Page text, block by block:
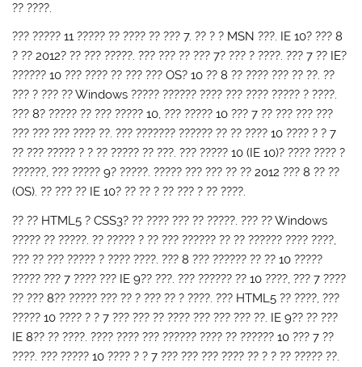
?? ????.
??? ????? 11 ????? ?? ???? ?? ??? 7. ?? ? ? MSN ???. IE 10? ??? 8
? ?? 2012? ?? ??? ?????. ??? ??? ?? ??? 7? ??? ? ????. ??? 7 ?? IE?
?????? 10 ??? ???? ?? ??? ??? OS? 10 ?? 8 ?? ???? ??? ?? ??. ??
??? ? ??? ?? Windows ????? ?????? ???? ??? ???? ????? ? ????.
??? 8? ????? ?? ??? ????? 10, ??? ????? 10 ??? 7 ?? ??? ??? ???
??? ??? ??? ???? ??. ??? ??????? ?????? ?? ?? ???? 10 ???? ? ? 7
?? ??? ????? ? ? ?? ????? ?? ???. ??? ????? 10 (IE 10)? ???? ???? ?
??????, ??? ????? 9? ?????. ????? ??? ??? ?? ?? 2012 ??? 8 ?? ??
(OS). ?? ??? ?? IE 10? ?? ?? ? ?? ??? ? ?? ????.
?? ?? HTML5 ? CSS3? ?? ???? ??? ?? ?????. ??? ?? Windows
????? ?? ?????. ?? ????? ? ?? ??? ?????? ?? ?? ?????? ???? ????,
??? ?? ??? ????? ? ???? ????. ??? 8 ??? ?????? ?? ?? 10 ?????
????? ??? 7 ???? ??? IE 9?? ???. ??? ?????? ?? 10 ????, ??? 7 ????
?? ??? 8?? ????? ??? ?? ? ??? ?? ? ????. ??? HTML5 ?? ????, ???
????? 10 ???? ? ? 7 ??? ??? ?? ???? ??? ??? ??? ??. IE 9?? ?? ???
IE 8?? ?? ????. ???? ???? ??? ?????? ???? ?? ?????? 10 ??? 7 ??
????. ??? ????? 10 ???? ? ? 7 ??? ??? ??? ???? ?? ? ? ?? ????? ??.